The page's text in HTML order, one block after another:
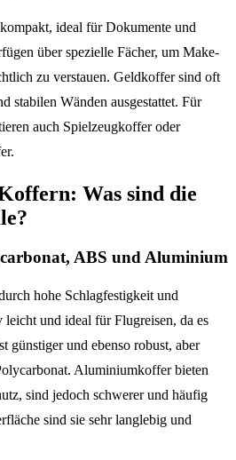
ideal für Dokumente und
über spezielle Fächer, um Make-
zu verstauen. Geldkoffer sind oft
stabilen Wänden ausgestattet. Für
auch Spielzeugkoffer oder
Was sind die
ABS und Aluminium
hohe Schlagfestigkeit und
und ideal für Flugreisen, da es
günstiger und ebenso robust, aber
Aluminiumkoffer bieten
sind jedoch schwerer und häufig
sind sie sehr langlebig und